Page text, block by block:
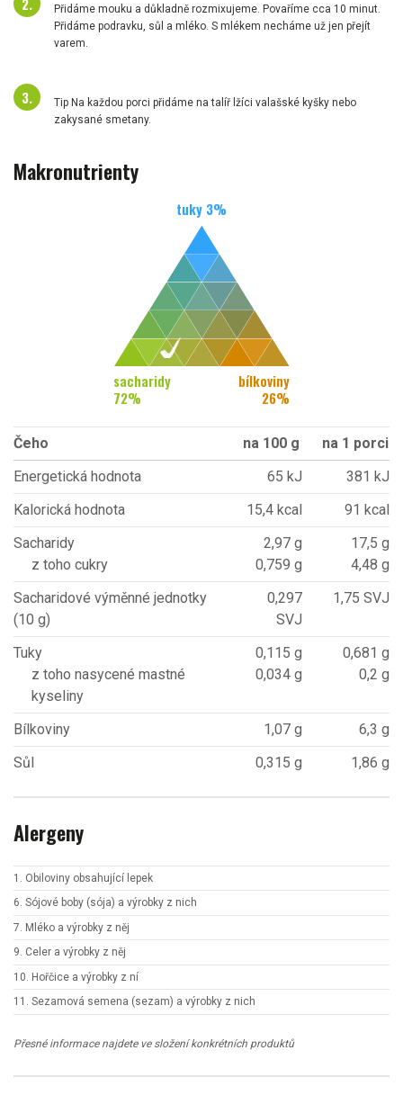
Přidáme mouku a důkladně rozmixujeme. Povaříme cca 10 minut.
Přidáme podravku, sůl a mléko. S mlékem necháme už jen přejít
varem.
Tip Na každou porci přidáme na talíř lžíci valašské kyšky nebo
zakysané smetany.
Makronutrienty
tuky 3%
sacharidy
72%
bílkoviny
26%
Čeho na 100 g
na 1 porci
Energetická hodnota
65 kJ
381 kJ
Kalorická hodnota
15,4 kcal
91 kcal
Sacharidy
z toho cukry
2,97 g
0,759 g
17,5 g
4,48 g
Sacharidové výměnné jednotky
(10 g)
0,297
SVJ
1,75 SVJ
Tuky
z toho nasycené mastné
kyseliny
0,115 g
0,034 g
0,681 g
0,2 g
Bílkoviny 1,07 g
6,3 g
Sůl
0,315 g 1,86 g
Alergeny
1. Obiloviny obsahující lepek
6. Sójové boby (sója) a výrobky z nich
7. Mléko a výrobky z něj
9. Celer a výrobky z něj
10. Hořčice a výrobky z ní
11. Sezamová semena (sezam) a výrobky z nich
Přesné informace najdete ve složení konkrétních produktů